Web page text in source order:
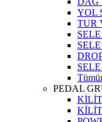
YOL
TUR
PEDAL